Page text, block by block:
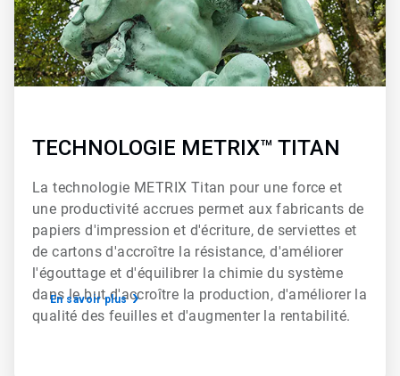
TECHNOLOGIE METRIX™ TITAN
La technologie METRIX Titan pour une force et
une productivité accrues permet aux fabricants de
papiers d'impression et d'écriture, de serviettes et
de cartons d'accroître la résistance, d'améliorer
l'égouttage et d'équilibrer la chimie du système
dans le but d'accroître la production, d'améliorer la
qualité des feuilles et d'augmenter la rentabilité.
En savoir plus